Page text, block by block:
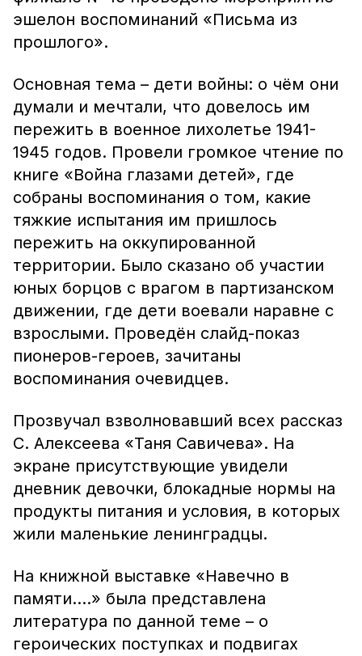
эшелон воспоминаний «Письма из
прошлого».
Основная тема – дети войны: о чём они
думали и мечтали, что довелось им
пережить в военное лихолетье 1941-
1945 годов. Провели громкое чтение по
книге «Война глазами детей», где
собраны воспоминания о том, какие
тяжкие испытания им пришлось
пережить на оккупированной
территории. Было сказано об участии
юных борцов с врагом в партизанском
движении, где дети воевали наравне с
взрослыми. Проведён слайд-показ
пионеров-героев, зачитаны
воспоминания очевидцев.
Прозвучал взволновавший всех рассказ
С. Алексеева «Таня Савичева». На
экране присутствующие увидели
дневник девочки, блокадные нормы на
продукты питания и условия, в которых
жили маленькие ленинградцы.
На книжной выставке «Навечно в
памяти….» была представлена
литература по данной теме – о
героических поступках и подвигах